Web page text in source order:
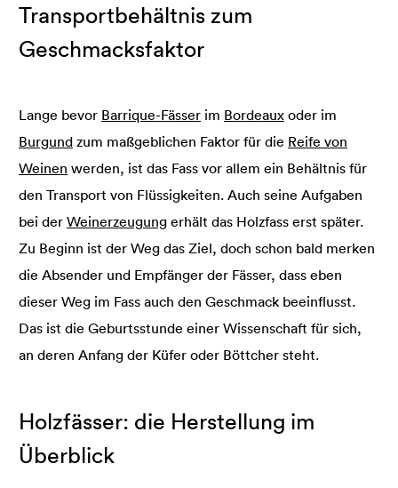
Transportbehältnis zum
Geschmacksfaktor
Lange bevor Barrique-Fässer im Bordeaux oder im
Burgund zum maßgeblichen Faktor für die Reife von
Weinen werden, ist das Fass vor allem ein Behältnis für
den Transport von Flüssigkeiten. Auch seine Aufgaben
bei der Weinerzeugung erhält das Holzfass erst später.
Zu Beginn ist der Weg das Ziel, doch schon bald merken
die Absender und Empfänger der Fässer, dass eben
dieser Weg im Fass auch den Geschmack beeinflusst.
Das ist die Geburtsstunde einer Wissenschaft für sich,
an deren Anfang der Küfer oder Böttcher steht.
Holzfässer: die Herstellung im
Überblick